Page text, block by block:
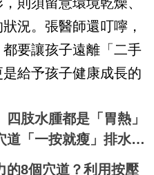
況。張醫師還叮嚀，
要讓孩子遠離「二手
給予孩子健康成長的
四肢水腫都是「胃熱」
道「一按就瘦」排水去
三斤不復胖｜每日健康
的8個穴道？利用按壓